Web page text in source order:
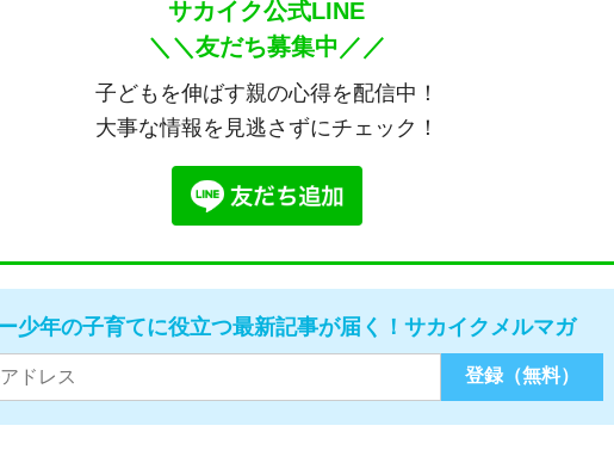
サカイク公式LINE
＼＼友だち募集中／／
子どもを伸ばす親の心得を配信中！
大事な情報を見逃さずにチェック！
少年の子育てに役立つ最新記事が届く！サカイクメルマガ